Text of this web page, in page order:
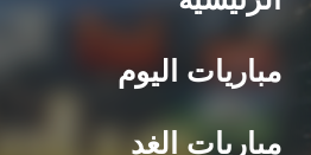
مباريات اليوم
مباريات الغد